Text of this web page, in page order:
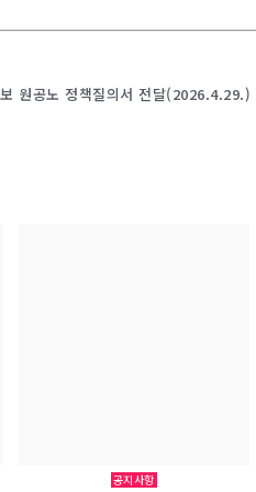
원공노 정책질의서 전달(2026.4.29.)
공지사항